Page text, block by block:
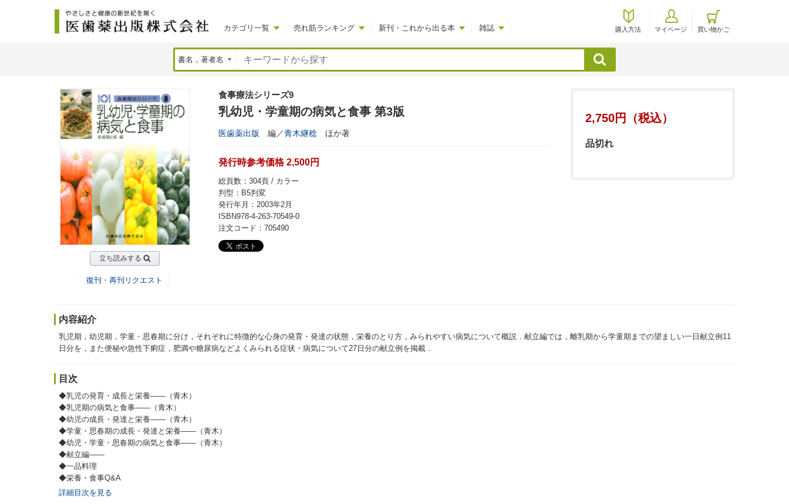
カテゴリ一覧 売れ筋ランキング 新刊・これから出る本 雑誌 購入方法 マイページ 買い物かご
検索
立ち読みする
復刊・再刊リクエスト
2,750円（税込）
品切れ
食事療法シリーズ9
乳幼児・学童期の病気と食事 第3版
医歯薬出版 編／青木継稔 ほか著
発行時参考価格 2,500円
総頁数：304頁 / カラー
判型：B5判変
発行年月：2003年2月
ISBN978-4-263-70549-0
注文コード：705490
内容紹介
乳児期，幼児期，学童・思春期に分け，それぞれに特徴的な心身の発育・発達の状態，栄養のとり方，みられやすい病気について概説．献立編では，離乳期から学童期までの望ましい一日献立例11
日分を，また便秘や急性下痢症，肥満や糖尿病などよくみられる症状・病気について27日分の献立例を掲載．
目次
◆乳児の発育・成長と栄養――（青木）
◆乳児期の病気と食事――（青木）
◆幼児の成長・発達と栄養――（青木）
◆学童・思春期の成長・発達と栄養――（青木）
◆幼児・学童・思春期の病気と食事――（青木）
◆献立編――
◆一品料理
◆栄養・食事Q&A
詳細目次を見る